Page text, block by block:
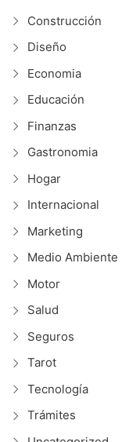
Construcción
Diseño
Economia
Educación
Finanzas
Gastronomia
Hogar
Internacional
Marketing
Medio Ambiente
Motor
Salud
Seguros
Tarot
Tecnología
Trámites